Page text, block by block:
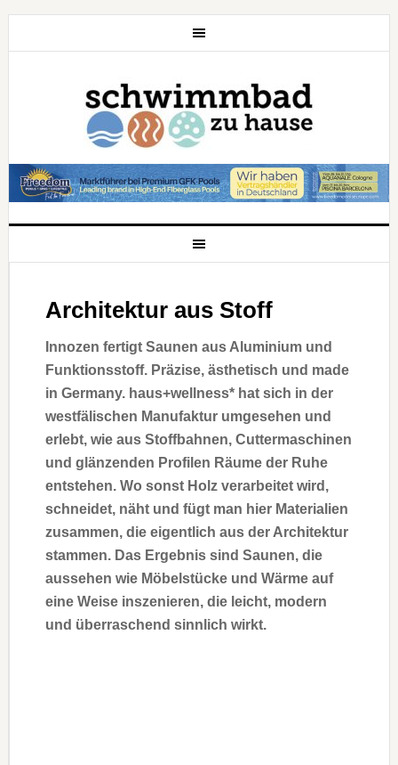
Architektur aus Stoff
Innozen fertigt Saunen aus Aluminium und
Funktionsstoff. Präzise, ästhetisch und made
in Germany. haus+wellness* hat sich in der
westfälischen Manufaktur umgesehen und
erlebt, wie aus Stoffbahnen, Cuttermaschinen
und glänzenden Profilen Räume der Ruhe
entstehen. Wo sonst Holz verarbeitet wird,
schneidet, näht und fügt man hier Materialien
zusammen, die eigentlich aus der Architektur
stammen. Das Ergebnis sind Saunen, die
aussehen wie Möbelstücke und Wärme auf
eine Weise inszenieren, die leicht, modern
und überraschend sinnlich wirkt.